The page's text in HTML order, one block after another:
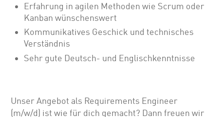
Erfahrung in agilen Methoden wie Scrum oder
Kanban wünschenswert
Kommunikatives Geschick und technisches
Verständnis
Sehr gute Deutsch- und Englischkenntnisse
Unser Angebot als Requirements Engineer
(m/w/d) ist wie für dich gemacht? Dann freuen wir